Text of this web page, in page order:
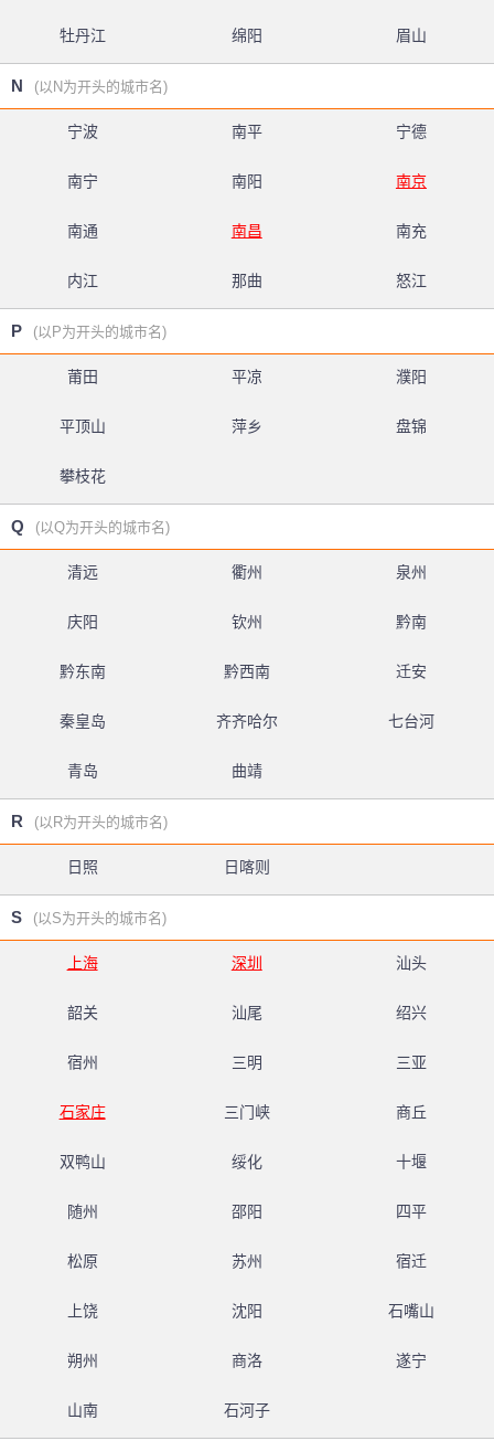
牡丹江 绵阳 眉山
N (以N为开头的城市名)
宁波 南平 宁德
南宁 南阳 南京
南通 南昌 南充
内江 那曲 怒江
P (以P为开头的城市名)
莆田 平凉 濮阳
平顶山 萍乡 盘锦
攀枝花
Q (以Q为开头的城市名)
清远 衢州 泉州
庆阳 钦州 黔南
黔东南 黔西南 迁安
秦皇岛 齐齐哈尔 七台河
青岛 曲靖
R (以R为开头的城市名)
日照 日喀则
S (以S为开头的城市名)
上海 深圳 汕头
韶关 汕尾 绍兴
宿州 三明 三亚
石家庄 三门峡 商丘
双鸭山 绥化 十堰
随州 邵阳 四平
松原 苏州 宿迁
上饶 沈阳 石嘴山
朔州 商洛 遂宁
山南 石河子